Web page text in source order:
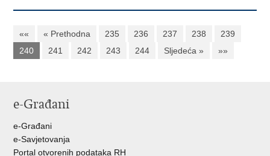
«« « Prethodna 235 236 237 238
239
240
241 242 243 244 Sljedeća » »»
e-Građani
e-Građani
e-Savjetovanja
Portal otvorenih podataka RH